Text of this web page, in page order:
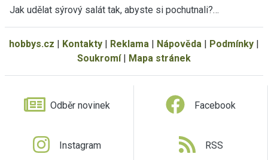
Jak udělat sýrový salát tak, abyste si pochutnali?…
hobbys.cz Kontakty Reklama Nápověda Podmínky
Soukromí| Mapa stránek
Odběr novinek Facebook
Instagram RSS